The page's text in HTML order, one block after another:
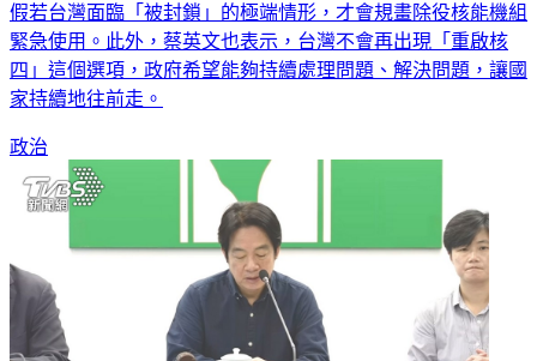
假若台灣面臨「被封鎖」的極端情形，才會規畫除役核能機組
緊急使用。此外，蔡英文也表示，台灣不會再出現「重啟核
四」這個選項，政府希望能夠持續處理問題、解決問題，讓國
家持續地往前走。
政治